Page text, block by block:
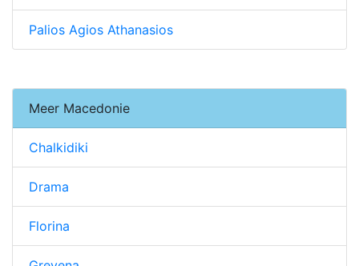
Palios Agios Athanasios
Meer Macedonie
Chalkidiki
Drama
Florina